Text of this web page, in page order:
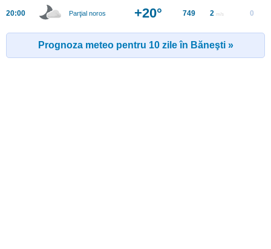
20:00 Parţial noros +20° 749 2 m/s 0
Prognoza meteo pentru 10 zile în Băneşti »